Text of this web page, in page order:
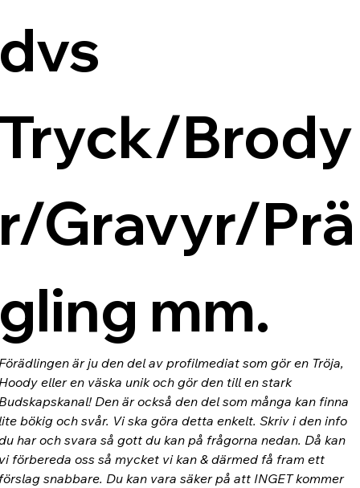
Brody
Gravyr/Prä
mm.
är ju den del av profilmediat som gör en Tröja,
eller en väska unik och gör den till en stark
Den är också den del som många kan finna
bökig och svår. Vi ska göra detta enkelt. Skriv i den info
har och svara så gott du kan på frågorna nedan. Då kan
förbereda oss så mycket vi kan & därmed få fram ett
snabbare. Du kan vara säker på att INGET kommer